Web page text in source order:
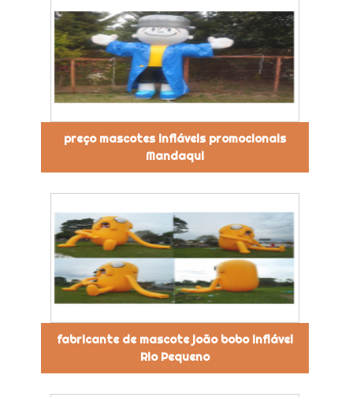
preço mascotes infláveis promocionais
Mandaqui
fabricante de mascote joão bobo inflável
Rio Pequeno